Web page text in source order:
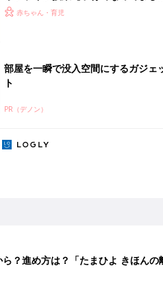
ら？進め方は？「たまひよ きほんの離
初めての離乳食作りに役立つ
育児にかかる費用やもらえる補助
説
ーチ5選